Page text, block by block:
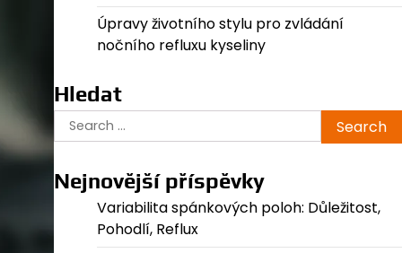
Úpravy životního stylu pro zvládání
nočního refluxu kyseliny
Hledat
Search
for:
Nejnovější příspěvky
Variabilita spánkových poloh: Důležitost,
Pohodlí, Reflux